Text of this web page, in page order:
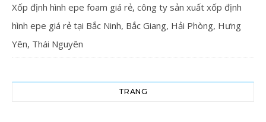
Xốp định hình epe foam giá rẻ, công ty sản xuất xốp định
hình epe giá rẻ tại Bắc Ninh, Bắc Giang, Hải Phòng, Hưng
Yên, Thái Nguyên
TRANG